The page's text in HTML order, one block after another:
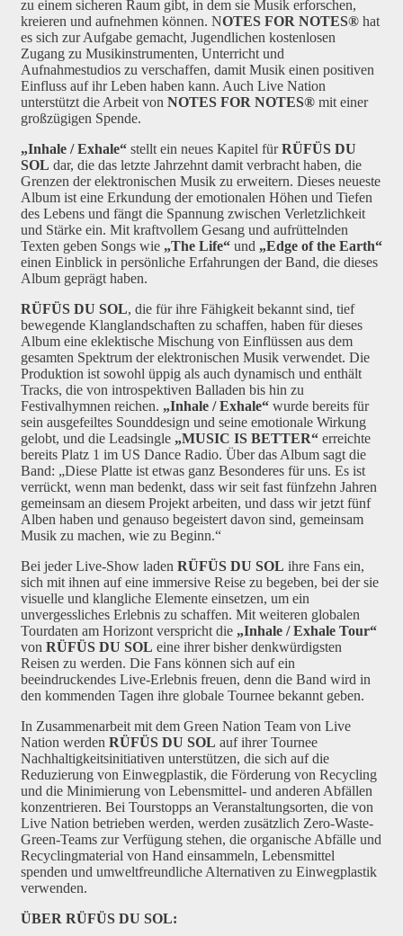
zu einem sicheren Raum gibt, in dem sie Musik erforschen,
kreieren und aufnehmen können. NOTES FOR NOTES® hat
es sich zur Aufgabe gemacht, Jugendlichen kostenlosen
Zugang zu Musikinstrumenten, Unterricht und
Aufnahmestudios zu verschaffen, damit Musik einen positiven
Einfluss auf ihr Leben haben kann. Auch Live Nation
unterstützt die Arbeit von NOTES FOR NOTES® mit einer
großzügigen Spende.
„Inhale / Exhale“ stellt ein neues Kapitel fürRÜFÜS DU
SOL dar, die das letzte Jahrzehnt damit verbracht haben, die
Grenzen der elektronischen Musik zu erweitern. Dieses neueste
Album ist eine Erkundung der emotionalen Höhen und Tiefen
des Lebens und fängt die Spannung zwischen Verletzlichkeit
und Stärke ein. Mit kraftvollem Gesang und aufrüttelnden
Texten geben Songs wie „The Life“ und „Edge of the Earth“
einen Einblick in persönliche Erfahrungen der Band, die dieses
Album geprägt haben.
RÜFÜS DU SOL, die für ihre Fähigkeit bekannt sind, tief
bewegende Klanglandschaften zu schaffen, haben für dieses
Album eine eklektische Mischung von Einflüssen aus dem
gesamten Spektrum der elektronischen Musik verwendet. Die
Produktion ist sowohl üppig als auch dynamisch und enthält
Tracks, die von introspektiven Balladen bis hin zu
Festivalhymnen reichen. „Inhale / Exhale“ wurde bereits für
sein ausgefeiltes Sounddesign und seine emotionale Wirkung
gelobt, und die Leadsingle „MUSIC IS BETTER“ erreichte
bereits Platz 1 im US Dance Radio. Über das Album sagt die
Band: „Diese Platte ist etwas ganz Besonderes für uns. Es ist
verrückt, wenn man bedenkt, dass wir seit fast fünfzehn Jahren
gemeinsam an diesem Projekt arbeiten, und dass wir jetzt fünf
Alben haben und genauso begeistert davon sind, gemeinsam
Musik zu machen, wie zu Beginn.“
Bei jeder Live-Show laden RÜFÜS DU SOL ihre Fans ein,
sich mit ihnen auf eine immersive Reise zu begeben, bei der sie
visuelle und klangliche Elemente einsetzen, um ein
unvergessliches Erlebnis zu schaffen. Mit weiteren globalen
Tourdaten am Horizont verspricht die „Inhale / Exhale Tour“
von RÜFÜS DU SOL eine ihrer bisher denkwürdigsten
Reisen zu werden. Die Fans können sich auf ein
beeindruckendes Live-Erlebnis freuen, denn die Band wird in
den kommenden Tagen ihre globale Tournee bekannt geben.
In Zusammenarbeit mit dem Green Nation Team von Live
Nation werden RÜFÜS DU SOL auf ihrer Tournee
Nachhaltigkeitsinitiativen unterstützen, die sich auf die
Reduzierung von Einwegplastik, die Förderung von Recycling
und die Minimierung von Lebensmittel- und anderen Abfällen
konzentrieren. Bei Tourstopps an Veranstaltungsorten, die von
Live Nation betrieben werden, werden zusätzlich Zero-Waste-
Green-Teams zur Verfügung stehen, die organische Abfälle und
Recyclingmaterial von Hand einsammeln, Lebensmittel
spenden und umweltfreundliche Alternativen zu Einwegplastik
verwenden.
ÜBER RÜFÜS DU SOL: